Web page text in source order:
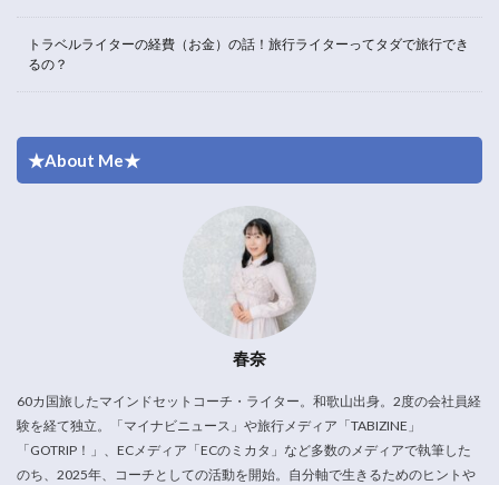
トラベルライターの経費（お金）の話！旅行ライターってタダで旅行でき
るの？
★About Me★
春奈
60カ国旅したマインドセットコーチ・ライター。和歌山出身。2度の会社員経
験を経て独立。「マイナビニュース」や旅行メディア「TABIZINE」
「GOTRIP！」、ECメディア「ECのミカタ」など多数のメディアで執筆した
のち、2025年、コーチとしての活動を開始。自分軸で生きるためのヒントや